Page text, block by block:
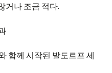
거나 조금 적다.
함께 시작된 발도르프 세